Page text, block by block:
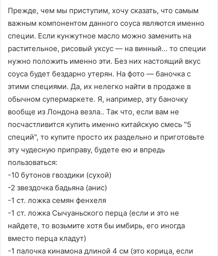
Прежде, чем мы приступим, хочу сказать, что самым
важным компонентом данного соуса являются именно
специи. Если кунжутное масло можно заменить на
растительное, рисовый уксус — на винный… то специи
нужно положить именно эти. Без них настоящий вкус
соуса будет бездарно утерян. На фото — баночка с
этими специями. Да, их нелегко найти в продаже в
обычном супермаркете. Я, например, эту баночку
вообще из Лондона везла.. Так что, если вам не
посчастливится купить именно китайскую смесь "5
специй", то купите просто их раздельно и приготовьте
эту чудесную приправу, будете ею и впредь
пользоваться:
-10 бутонов гвоздики (сухой)
-2 звездочка бадьяна (анис)
-1 ст. ложка семян фенхеля
-1 ст. ложка Сычуаньского перца (если и это не
найдете, то возьмите хотя бы имбирь, его иногда
вместо перца кладут)
-1 палочка кинамона длиной 4 см (это корица, если